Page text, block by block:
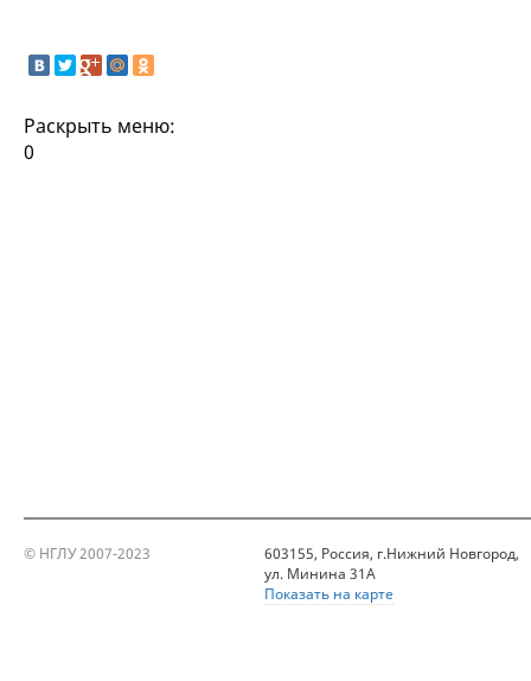
Раскрыть меню:
0
© НГЛУ 2007-2023
603155, Россия, г.Нижний Новгород,
ул. Минина 31А
Показать на карте